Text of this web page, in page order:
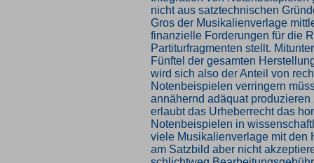
nicht aus satztechnischen
Gros der Musikalienverlage
finanzielle Forderungen für die
Partiturfragmenten stellt.
Fünftel der gesamten
wird sich also der Anteil von
Notenbeispielen verringern
annähernd adäquat produzieren
erlaubt das Urheberrecht das
Notenbeispielen in
viele Musikalienverlage mit den
am Satzbild aber nicht